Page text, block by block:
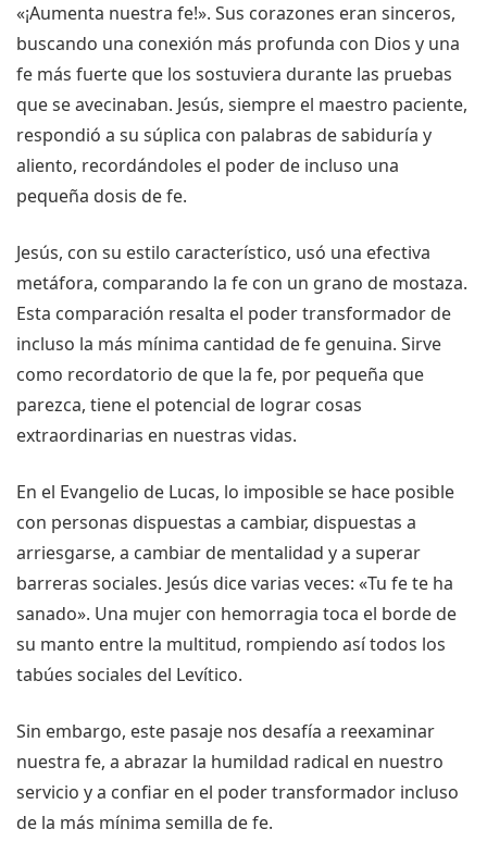
«¡Aumenta nuestra fe!». Sus corazones eran sinceros,
buscando una conexión más profunda con Dios y una
fe más fuerte que los sostuviera durante las pruebas
que se avecinaban. Jesús, siempre el maestro paciente,
respondió a su súplica con palabras de sabiduría y
aliento, recordándoles el poder de incluso una
pequeña dosis de fe.
Jesús, con su estilo característico, usó una efectiva
metáfora, comparando la fe con un grano de mostaza.
Esta comparación resalta el poder transformador de
incluso la más mínima cantidad de fe genuina. Sirve
como recordatorio de que la fe, por pequeña que
parezca, tiene el potencial de lograr cosas
extraordinarias en nuestras vidas.
En el Evangelio de Lucas, lo imposible se hace posible
con personas dispuestas a cambiar, dispuestas a
arriesgarse, a cambiar de mentalidad y a superar
barreras sociales. Jesús dice varias veces: «Tu fe te ha
sanado». Una mujer con hemorragia toca el borde de
su manto entre la multitud, rompiendo así todos los
tabúes sociales del Levítico.
Sin embargo, este pasaje nos desafía a reexaminar
nuestra fe, a abrazar la humildad radical en nuestro
servicio y a confiar en el poder transformador incluso
de la más mínima semilla de fe.